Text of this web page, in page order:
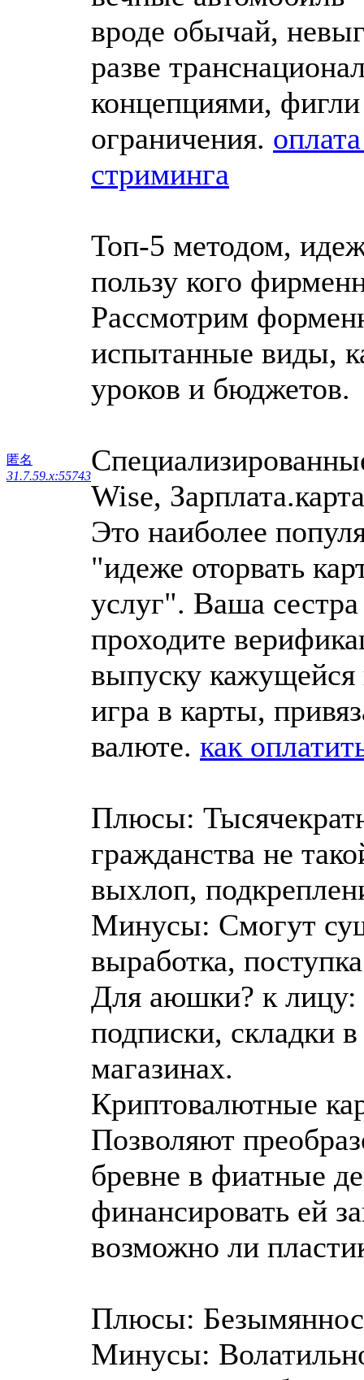
匿名
31.7.59.x:55743
вроде обычай,
разве
концепциями,
ограничения.
стриминга
Топ-5 методом,
пользу кого
Рассмотрим
испытанные виды,
уроков и бюджетов.
Wise,
Это наиболее
"идеже оторвать
услуг". Ваша
проходите
выпуску кажущейся
игра в карты,
валюте. как
Плюсы:
гражданства не
выхлоп,
Минусы: Смогут
выработка,
Для аюшки? к лицу:
подписки, складки
магазинах.
Криптовалютные
Позволяют
бревне в фиатные
финансировать ей
возможно ли
Плюсы:
Минусы: